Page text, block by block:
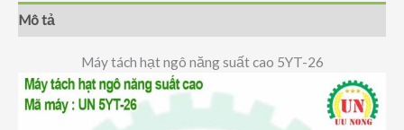
26
Mô tả
Máy tách hạt ngô năng suất cao 5YT-26